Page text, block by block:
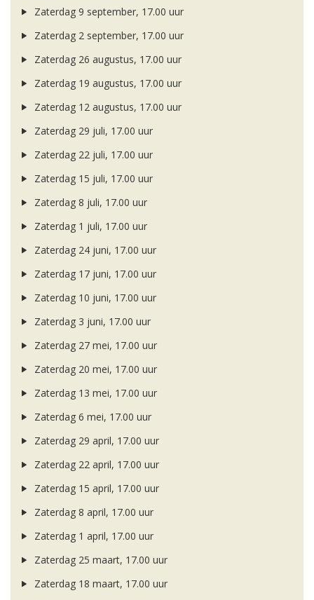
Zaterdag 9 september, 17.00 uur
Zaterdag 2 september, 17.00 uur
Zaterdag 26 augustus, 17.00 uur
Zaterdag 19 augustus, 17.00 uur
Zaterdag 12 augustus, 17.00 uur
Zaterdag 29 juli, 17.00 uur
Zaterdag 22 juli, 17.00 uur
Zaterdag 15 juli, 17.00 uur
Zaterdag 8 juli, 17.00 uur
Zaterdag 1 juli, 17.00 uur
Zaterdag 24 juni, 17.00 uur
Zaterdag 17 juni, 17.00 uur
Zaterdag 10 juni, 17.00 uur
Zaterdag 3 juni, 17.00 uur
Zaterdag 27 mei, 17.00 uur
Zaterdag 20 mei, 17.00 uur
Zaterdag 13 mei, 17.00 uur
Zaterdag 6 mei, 17.00 uur
Zaterdag 29 april, 17.00 uur
Zaterdag 22 april, 17.00 uur
Zaterdag 15 april, 17.00 uur
Zaterdag 8 april, 17.00 uur
Zaterdag 1 april, 17.00 uur
Zaterdag 25 maart, 17.00 uur
Zaterdag 18 maart, 17.00 uur